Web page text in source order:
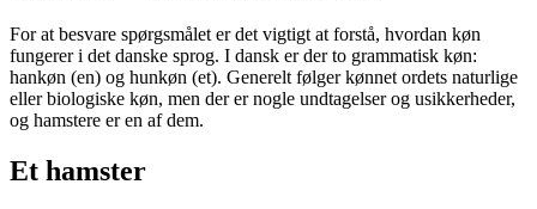
For at besvare spørgsmålet er det vigtigt at forstå, hvordan køn
fungerer i det danske sprog. I dansk er der to grammatisk køn:
hankøn (en) og hunkøn (et). Generelt følger kønnet ordets naturlige
eller biologiske køn, men der er nogle undtagelser og usikkerheder,
og hamstere er en af dem.
Et hamster